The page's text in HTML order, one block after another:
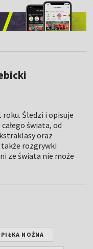
roku. Śledzi i opisuje
świata, od
oraz
rozgrywki
ze świata nie może
NOŻNA